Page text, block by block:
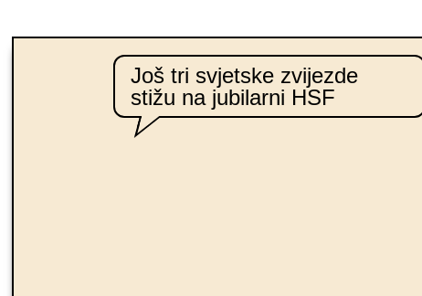
Još tri svjetske zvijezde
stižu na jubilarni HSF